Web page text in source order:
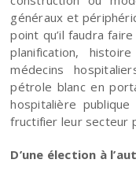
généraux et
point qu’il faudra
planification,
médecins
pétrole blanc en
hospitalière
fructifier leur secteur
D’une élection à